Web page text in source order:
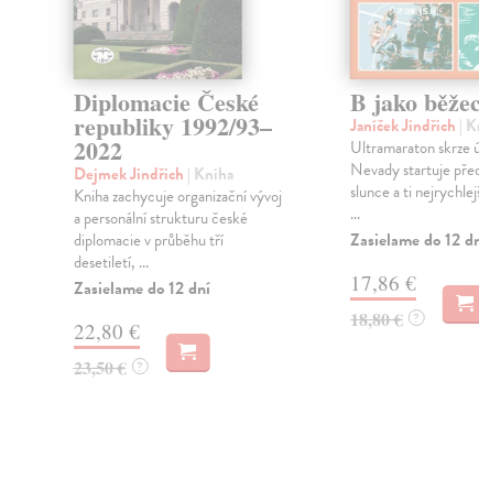
Diplomacie České
republiky 1992/93–
2022
Dejmek Jindřich | Kniha
Kniha zachycuje organizační vývoj
a personální strukturu české
diplomacie v průběhu tří
desetiletí, ...
Zasielame do 12 dní
22,80 €
23,50 € ?
B jako běžec
Janíček Jindřich |
Ultramaraton skrze
Nevady startuje
slunce a ti
...
Zasielame do 12
17,86 €
18,80 € ?